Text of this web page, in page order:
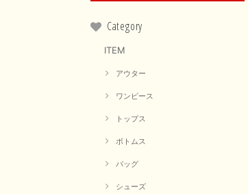
Category
ITEM
アウター
ワンピース
トップス
ボトムス
バッグ
シューズ